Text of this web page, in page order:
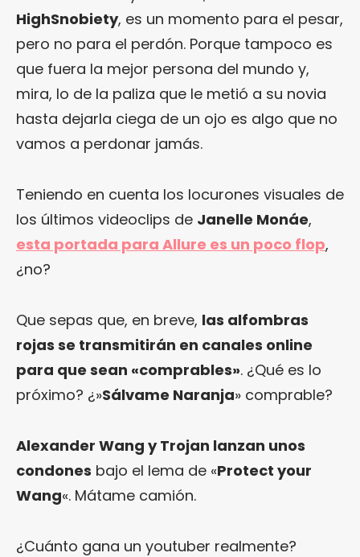
HighSnobiety, es un momento para el pesar,
pero no para el perdón. Porque tampoco es
que fuera la mejor persona del mundo y,
mira, lo de la paliza que le metió a su novia
hasta dejarla ciega de un ojo es algo que no
vamos a perdonar jamás.
Teniendo en cuenta los locurones visuales de
los últimos videoclips de Janelle Monáe,
esta portada para Allure es un poco flop,
¿no?
Que sepas que, en breve, las alfombras
rojas se transmitirán en canales online
para que sean «comprables». ¿Qué es lo
próximo? ¿»Sálvame Naranja» comprable?
Alexander Wang y Trojan lanzan unos
condones bajo el lema de «Protect your
Wang«. Mátame camión.
¿Cuánto gana un youtuber realmente?